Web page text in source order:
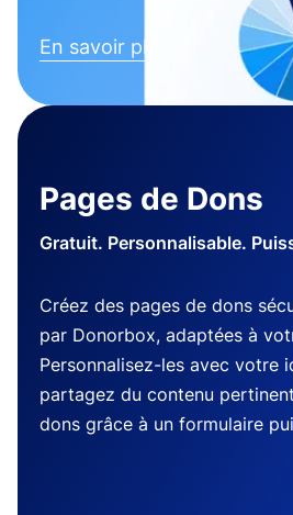
En savoir plus
Pages de Dons
Gratuit. Personnalisable.
Créez des pages de dons
par Donorbox, adaptées à
Personnalisez-les avec votre
partagez du contenu
dons grâce à un formulaire